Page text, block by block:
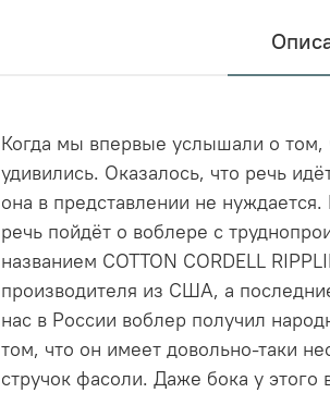
Когда мы впервые услышали о
удивились. Оказалось, что речь
она в представлении не
речь пойдёт о воблере с
названием COTTON CORDELL
производителя из США, а
нас в России воблер получил
том, что он имеет довольно-таки
стручок фасоли. Даже бока у этого